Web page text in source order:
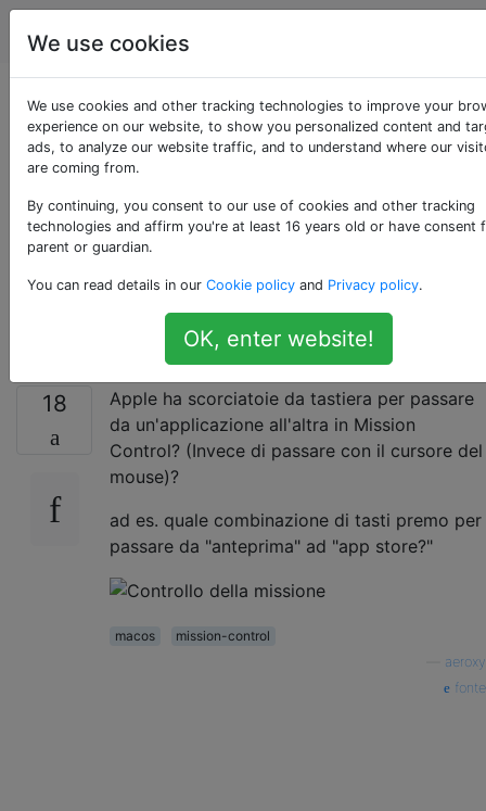
Apple
Scorciatoia da
tastiera per passare
da un'applicazione
all'altra in Mission
Control
18
Apple ha scorciatoie da tastiera per passare
da un'applicazione all'altra in Mission
Control? (Invece di passare con il cursore del
mouse)?
ad es. quale combinazione di tasti premo per
passare da "anteprima" ad "app store?"
macos
mission-control
aeroxy
fonte
We use cookies
We use cookies and other tracking technologies to improve your
experience on our website, to show you personalized content and
ads, to analyze our website traffic, and to understand where our
are coming from.
By continuing, you consent to our use of cookies and other tracking
technologies and affirm you're at least 16 years old or have consent
parent or guardian.
You can read details in our Cookie policy and Privacy policy.
OK, enter website!